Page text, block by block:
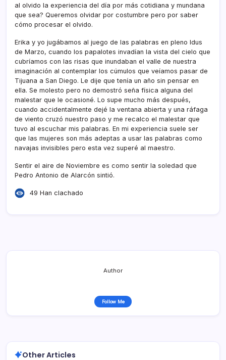
al olvido la experiencia del dí­a por más cotidiana y mundana
que sea? Queremos olvidar por costumbre pero por saber
cómo procesar el olvido.
Erika y yo jugábamos al juego de las palabras en pleno Idus
de Marzo, cuando los papalotes invadí­an la vista del cielo que
cubrí­amos con las risas que inundaban el valle de nuestra
imaginación al contemplar los cúmulos que veí­amos pasar de
Tijuana a San Diego. Le dije que tení­a un año sin pensar en
ella. Se molesto pero no demostró seña fí­sica alguna del
malestar que le ocasioné. Lo supe mucho más después,
cuando accidentalmente dejé la ventana abierta y una ráfaga
de viento cruzó nuestro paso y me recalco el malestar que
tuvo al escuchar mis palabras. En mi experiencia suele ser
que las mujeres son más adeptas a usar las palabras como
navajas invisibles pero esta vez superé al maestro.
Sentir el aire de Noviembre es como sentir la soledad que
Pedro Antonio de Alarcón sintió.
49 Han clachado
Author
Follow Me
Other Articles